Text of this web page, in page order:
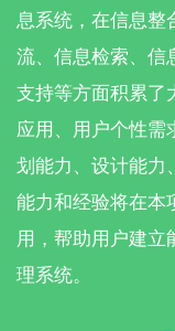
息系统，在信息整
流、信息检索、信
支持等方面积累了
应用、用户个性需
划能力、设计能力
能力和经验将在本
用，帮助用户建立
理系统。